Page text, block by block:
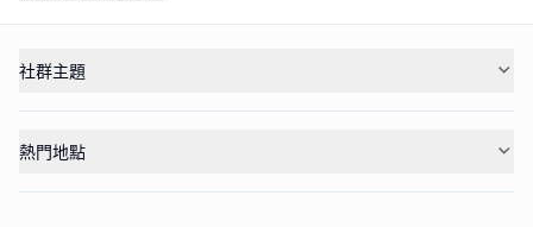
社群主題
熱門地點